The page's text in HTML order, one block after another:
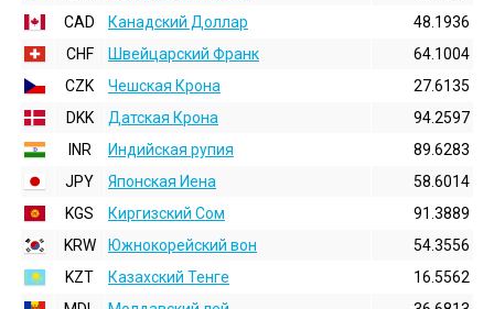
CAD
Канадский Доллар
48.1936
CHF
Швейцарский Франк
64.1004
CZK
Чешская Крона
27.6135
DKK
Датская Крона
94.2597
INR
Индийская pупия
89.6283
JPY
Японская Иена
58.6014
KGS
Киргизский Сом
91.3889
KRW
Южнокорейский вон
54.3556
KZT
Казахский Тенге
16.5562